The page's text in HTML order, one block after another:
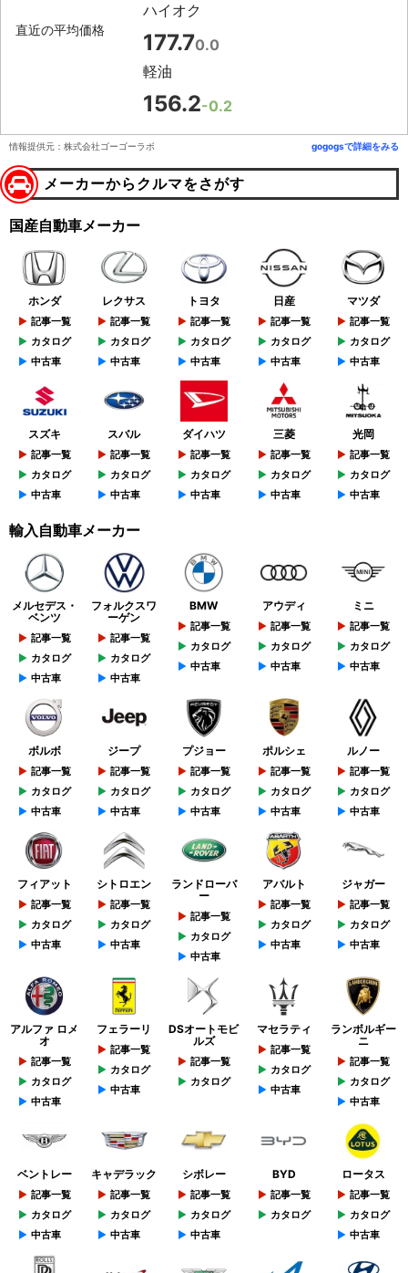
直近の平均価格
ハイオク
177.70.0
軽油
156.2-0.2
情報提供元：株式会社ゴーゴーラボ gogogsで詳細をみる
メーカーからクルマをさがす
国産自動車メーカー
ホンダ
記事一覧
カタログ
中古車
レクサス
記事一覧
カタログ
中古車
トヨタ
記事一覧
カタログ
中古車
日産
記事一覧
カタログ
中古車
マツダ
記事一覧
カタログ
中古車
スズキ
記事一覧
カタログ
中古車
スバル
記事一覧
カタログ
中古車
ダイハツ
記事一覧
カタログ
中古車
三菱
記事一覧
カタログ
中古車
光岡
記事一覧
カタログ
中古車
輸入自動車メーカー
メルセデス・
ベンツ
記事一覧
カタログ
中古車
フォルクスワ
ーゲン
記事一覧
カタログ
中古車
BMW
記事一覧
カタログ
中古車
アウディ
記事一覧
カタログ
中古車
ミニ
記事一覧
カタログ
中古車
ボルボ
記事一覧
カタログ
中古車
ジープ
記事一覧
カタログ
中古車
プジョー
記事一覧
カタログ
中古車
ポルシェ
記事一覧
カタログ
中古車
ルノー
記事一覧
カタログ
中古車
フィアット
記事一覧
カタログ
中古車
シトロエン
記事一覧
カタログ
中古車
ランドローバ
ー
記事一覧
カタログ
中古車
アバルト
記事一覧
カタログ
中古車
ジャガー
記事一覧
カタログ
中古車
アルファ ロメ
オ
記事一覧
カタログ
中古車
フェラーリ
記事一覧
カタログ
中古車
DSオートモビ
ルズ
記事一覧
カタログ
マセラティ
記事一覧
カタログ
中古車
ランボルギー
ニ
記事一覧
カタログ
中古車
ベントレー
記事一覧
カタログ
中古車
キャデラック
記事一覧
カタログ
中古車
シボレー
記事一覧
カタログ
中古車
BYD
記事一覧
カタログ
ロータス
記事一覧
カタログ
中古車